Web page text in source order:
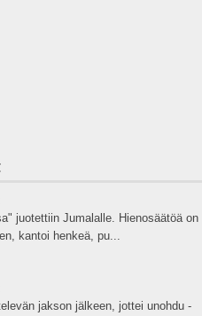
juotettiin Jumalalle. Hienosäätöä on
kantoi henkeä, pu...
jakson jälkeen, jottei unohdu -